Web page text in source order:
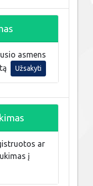
asmens
Užsakyti
ar
į